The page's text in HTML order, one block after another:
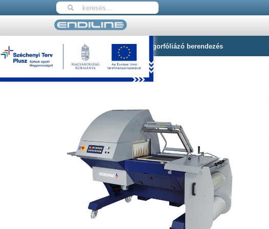
Nyitólap Robopack 5040M zsugorfóliázó berendezés